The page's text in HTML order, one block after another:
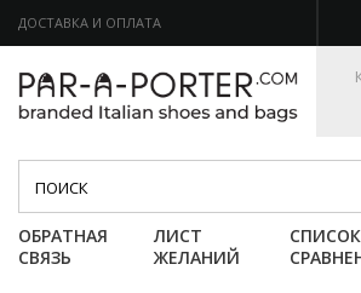
ДОСТАВКА И ОПЛАТА
Категории
ОБРАТНАЯ
СВЯЗЬ
ЛИСТ
ЖЕЛАНИЙ
СПИСОК